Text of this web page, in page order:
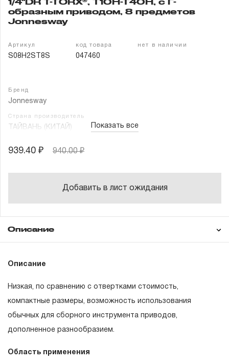
образным приводом, 8 предметов
Jonnesway
Артикул
S08H2ST8S
код товара
047460
нет в наличии
Бренд
Jonnesway
Страна производитель
ТАЙВАНЬ (КИТАЙ) Показать все
939.40 ₽ 940.00 ₽
Добавить в лист ожидания
Описание
Состав товара
Описание
Низкая, по сравнению с отвертками стоимость,
компактные размеры, возможность использования
обычных для сборного инструмента приводов,
дополненное разнообразием.
Область применения
Понятие «ПОЖИЗНЕННАЯ ГАРАНТИЯ».
себя признание неограниченного срока поддержания
Вставки-биты L=25 мм, 1/4"DR
Вставки биты TORX, 7 шт.: T10H, T15H, T20H,
Г - образный привод для вставок-бит